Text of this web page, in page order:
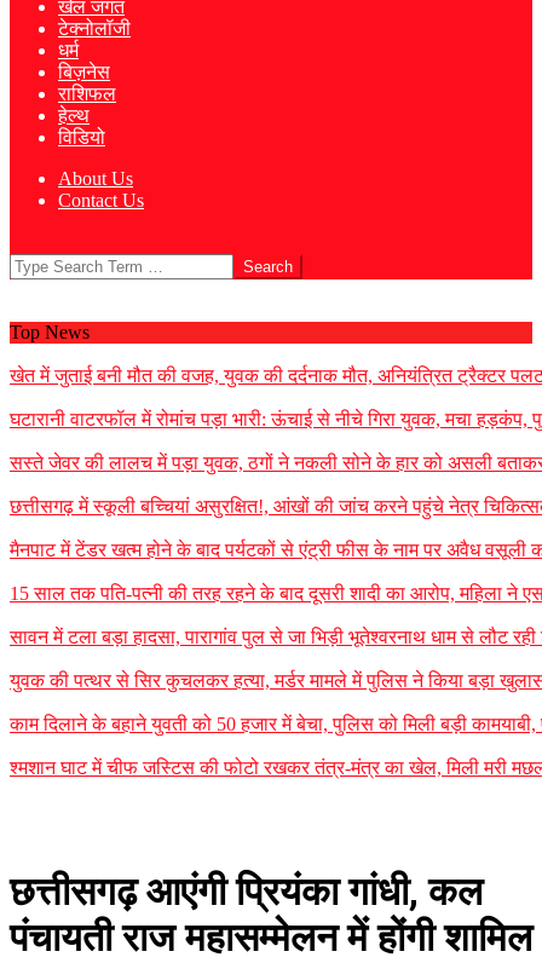
खेल जगत
टेक्नोलॉजी
धर्म
बिज़नेस
राशिफल
हेल्थ
विडियो
About Us
Contact Us
Search
Top News
खेत में जुताई बनी मौत की वजह, युवक की दर्दनाक मौत, अनियंत्रित ट्रैक्टर
घटारानी वाटरफॉल में रोमांच पड़ा भारी: ऊंचाई से नीचे गिरा युवक, मचा
सस्ते जेवर की लालच में पड़ा युवक, ठगों ने नकली सोने के हार को असली बताकर
छत्तीसगढ़ में स्कूली बच्चियां असुरक्षित!, आंखों की जांच करने पहुंचे नेत्र
मैनपाट में टेंडर खत्म होने के बाद पर्यटकों से एंट्री फीस के नाम पर अवैध वसूली
15 साल तक पति-पत्नी की तरह रहने के बाद दूसरी शादी का आरोप, महिला
सावन में टला बड़ा हादसा, पारागांव पुल से जा भिड़ी भूतेश्वरनाथ धाम से लौट
युवक की पत्थर से सिर कुचलकर हत्या, मर्डर मामले में पुलिस ने किया बड़ा
काम दिलाने के बहाने युवती को 50 हजार में बेचा, पुलिस को मिली बड़ी
श्मशान घाट में चीफ जस्टिस की फोटो रखकर तंत्र-मंत्र का खेल, मिली मरी
छत्तीसगढ़ आएंगी प्रियंका गांधी, कल
पंचायती राज महासम्मेलन में होंगी शामिल